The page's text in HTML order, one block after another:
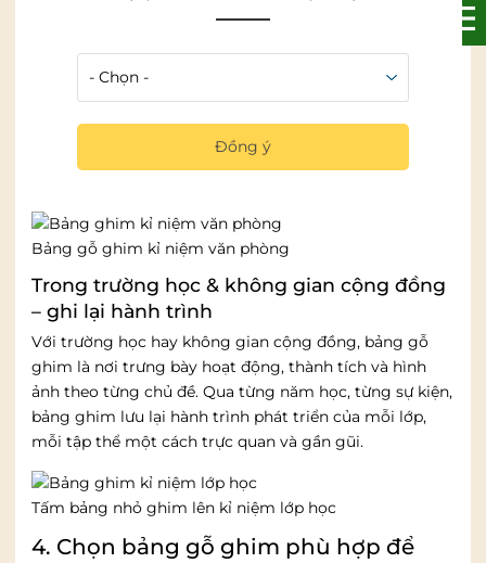
Ở văn phòng, bảng ghim không chỉ để dán thông báo
hay kế hoạch công việc. Nhiều nơi sử dụng công cụ này
để lưu lại hình ảnh tập thể, cột mốc dự án hoặc mục
tiêu theo từng giai đoạn. Nhờ đó công việc trở nên rõ
ràng hơn, vừa tạo cảm giác gắn kết giữa các thành
Bảng gỗ ghim kỉ niệm văn phòng
Trong trường học & không gian cộng đồng
– ghi lại hành trình
Với trường học hay không gian cộng đồng, bảng gỗ
ghim là nơi trưng bày hoạt động, thành tích và hình
ảnh theo từng chủ đề. Qua từng năm học, từng sự kiện,
bảng ghim lưu lại hành trình phát triển của mỗi lớp,
mỗi tập thể một cách trực quan và gần gũi.
Tấm bảng nhỏ ghim lên kỉ niệm lớp học
4. Chọn bảng gỗ ghim phù hợp để
Đồng ý